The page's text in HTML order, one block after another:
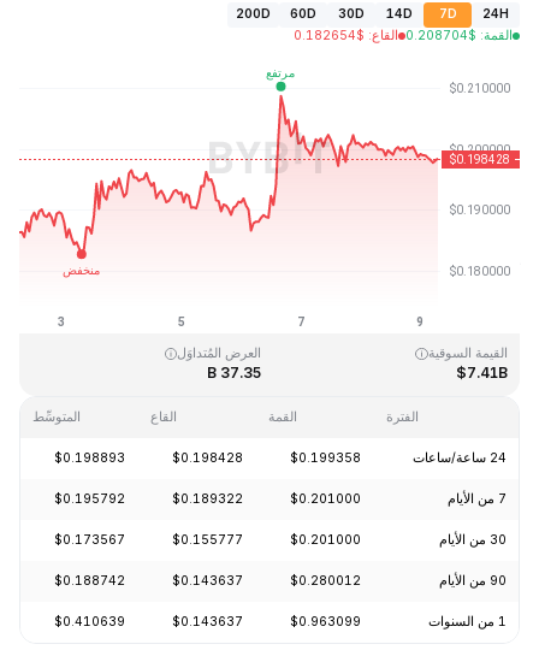
24H
7D
14D
30D
60D
200D
القمة:
$
0.208704 القاع:
$
0.182654
آخر تحديث: 2026-08-09، 07:01 GMT+0
$0.019253
القيمة السوقية
$7.41B
العرض المُتداوَل
37.35 B
الفترة القمة القاع المتوسِّط
24 ساعة/ساعات $0.199358
$0.198428
$0.198893
7 من الأيام $0.201000
$0.189322
$0.195792
30 من الأيام $0.201000
$0.155777
$0.173567
90 من الأيام $0.280012
$0.143637
$0.188742
1 من السنوات $0.963099
$0.143637
$0.410639